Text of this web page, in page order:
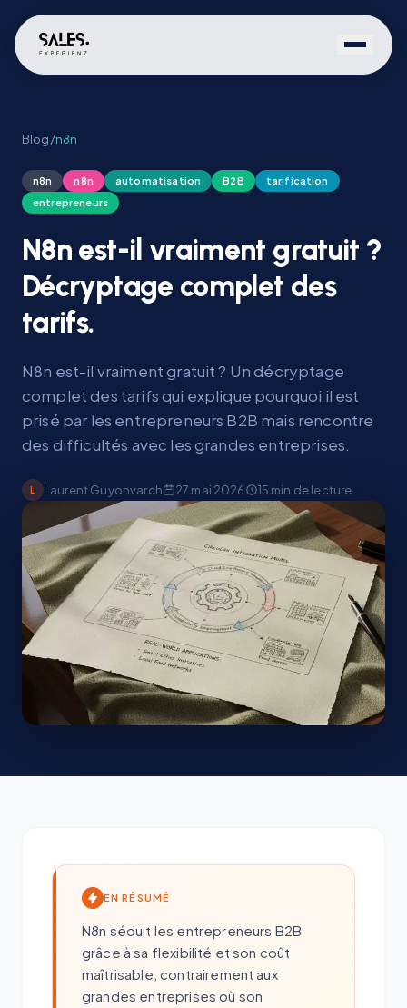
Blog/n8n
n8n n8n automatisation B2B
tarification
entrepreneurs
N8n est-il vraiment gratuit ?
Décryptage complet des
tarifs.
N8n est-il vraiment gratuit ? Un décryptage
complet des tarifs qui explique pourquoi il est
prisé par les entrepreneurs B2B mais rencontre
des difficultés avec les grandes entreprises.
L Laurent Guyonvarch 27 mai 2026 15 min de lecture
EN RÉSUMÉ
N8n séduit les entrepreneurs B2B
grâce à sa flexibilité et son coût
maîtrisable, contrairement aux
grandes entreprises où son